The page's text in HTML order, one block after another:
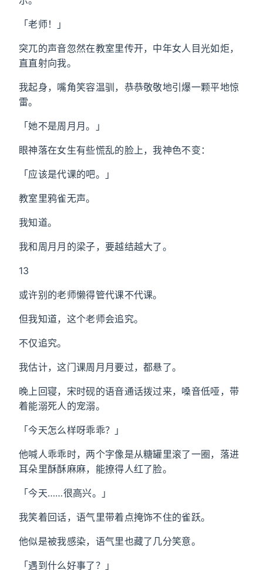
「老师！」
突兀的声音忽然在教室里传开，中年女人目光如炬，
直直射向我。
我起身，嘴角笑容温驯，恭恭敬敬地引爆一颗平地惊
雷。
「她不是周月月。」
眼神落在女生有些慌乱的脸上，我神色不变：
「应该是代课的吧。」
教室里鸦雀无声。
我知道。
我和周月月的梁子，要越结越大了。
13
或许别的老师懒得管代课不代课。
但我知道，这个老师会追究。
不仅追究。
我估计，这门课周月月要过，都悬了。
晚上回寝，宋时砚的语音通话拨过来，嗓音低哑，带
着能溺死人的宠溺。
「今天怎么样呀乖乖？」
他喊人乖乖时，两个字像是从糖罐里滚了一圈，落进
耳朵里酥酥麻麻，能撩得人红了脸。
「今天……很高兴。」
我笑着回话，语气里带着点掩饰不住的雀跃。
他似是被我感染，语气里也藏了几分笑意。
「遇到什么好事了？」